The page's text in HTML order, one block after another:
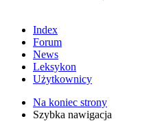
Index
Forum
News
Leksykon
Użytkownicy
Na koniec strony
Szybka nawigacja